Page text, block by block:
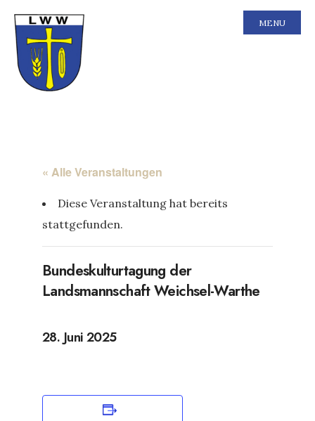
MENU
« Alle Veranstaltungen
Diese Veranstaltung hat bereits
stattgefunden.
Bundeskulturtagung der
Landsmannschaft Weichsel-Warthe
28. Juni 2025